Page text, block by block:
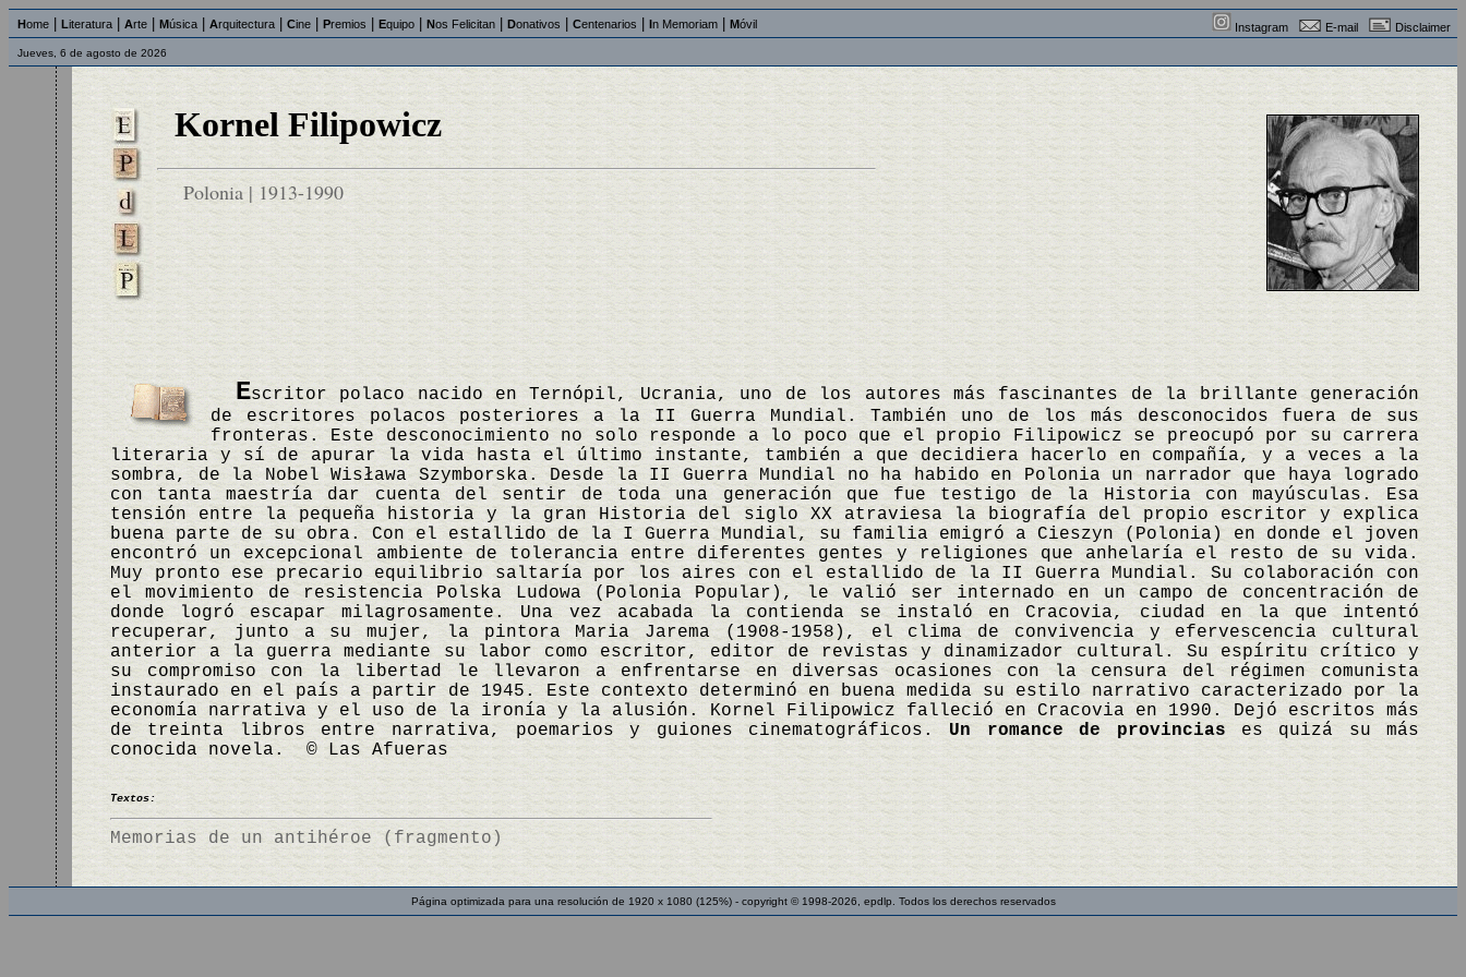
Home Literatura Arte Música Arquitectura Cine Premios Equipo Nos Felicitan Donativos Centenarios In Memoriam Móvil Instagram E-mail Disclaimer
Jueves, 6 de agosto de 2026
Kornel Filipowicz
Polonia | 1913-1990
Escritor polaco nacido en Ternópil, Ucrania, uno de los autores más fascinantes de la brillante generación
de escritores polacos posteriores a la II Guerra Mundial. También uno de los más desconocidos fuera de sus
fronteras. Este desconocimiento no solo responde a lo poco que el propio Filipowicz se preocupó por su carrera
literaria y sí de apurar la vida hasta el último instante, también a que decidiera hacerlo en compañía, y a veces a la
sombra, de la Nobel Wisława Szymborska. Desde la II Guerra Mundial no ha habido en Polonia un narrador que haya logrado
con tanta maestría dar cuenta del sentir de toda una generación que fue testigo de la Historia con mayúsculas. Esa
tensión entre la pequeña historia y la gran Historia del siglo XX atraviesa la biografía del propio escritor y explica
buena parte de su obra. Con el estallido de la I Guerra Mundial, su familia emigró a Cieszyn (Polonia) en donde el joven
encontró un excepcional ambiente de tolerancia entre diferentes gentes y religiones que anhelaría el resto de su vida.
Muy pronto ese precario equilibrio saltaría por los aires con el estallido de la II Guerra Mundial. Su colaboración con
el movimiento de resistencia Polska Ludowa (Polonia Popular), le valió ser internado en un campo de concentración de
donde logró escapar milagrosamente. Una vez acabada la contienda se instaló en Cracovia, ciudad en la que intentó
recuperar, junto a su mujer, la pintora Maria Jarema (1908-1958), el clima de convivencia y efervescencia cultural
anterior a la guerra mediante su labor como escritor, editor de revistas y dinamizador cultural. Su espíritu crítico y
su compromiso con la libertad le llevaron a enfrentarse en diversas ocasiones con la censura del régimen comunista
instaurado en el país a partir de 1945. Este contexto determinó en buena medida su estilo narrativo caracterizado por la
economía narrativa y el uso de la ironía y la alusión. Kornel Filipowicz falleció en Cracovia en 1990. Dejó escritos más
de treinta libros entre narrativa, poemarios y guiones cinematográficos. Un romance de provincias es quizá su más
conocida novela. © Las Afueras
Textos:
Memorias de un antihéroe (fragmento)
Página optimizada para una resolución de 1920 x 1080 (125%) - copyright © 1998-2026, epdlp. Todos los derechos reservados